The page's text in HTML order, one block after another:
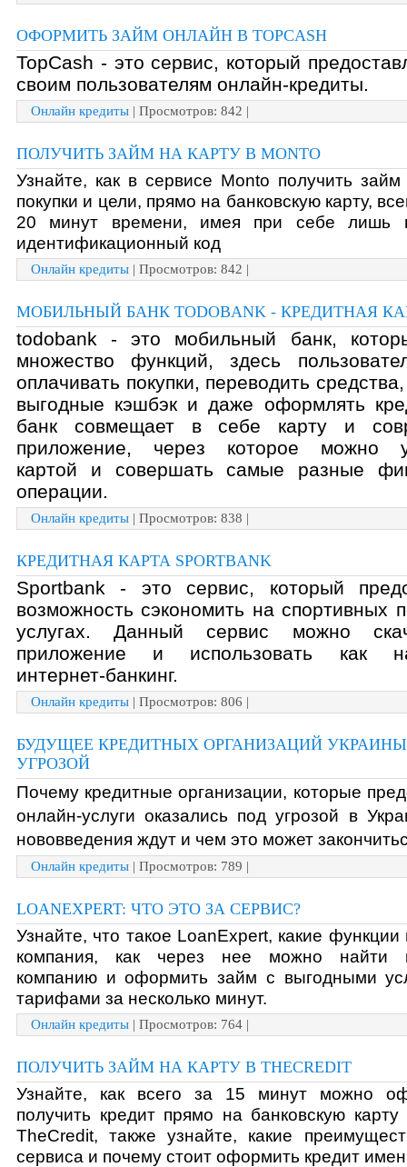
ОФОРМИТЬ ЗАЙМ ОНЛАЙН В TOPCASH
TopCash - это сервис, который
своим пользователям онлайн-кредиты.
Онлайн кредиты | Просмотров: 842 |
ПОЛУЧИТЬ ЗАЙМ НА КАРТУ В MONTO
Узнайте, как в сервисе Monto получить
покупки и цели, прямо на банковскую карту,
20 минут времени, имея при себе лишь
идентификационный код
Онлайн кредиты | Просмотров: 842 |
МОБИЛЬНЫЙ БАНК TODOBANK - КРЕДИТНАЯ
todobank - это мобильный банк,
множество функций, здесь
оплачивать покупки, переводить
выгодные кэшбэк и даже оформлять
банк совмещает в себе карту и
приложение, через которое можно
картой и совершать самые разные
операции.
Онлайн кредиты | Просмотров: 838 |
КРЕДИТНАЯ КАРТА SPORTBANK
Sportbank - это сервис, который
возможность сэкономить на спортивных
услугах. Данный сервис можно
приложение и использовать как
интернет-банкинг.
Онлайн кредиты | Просмотров: 806 |
БУДУЩЕЕ КРЕДИТНЫХ ОРГАНИЗАЦИЙ
УГРОЗОЙ
Почему кредитные организации, которые
онлайн-услуги оказались под угрозой в
нововведения ждут и чем это может
Онлайн кредиты | Просмотров: 789 |
LOANEXPERT: ЧТО ЭТО ЗА СЕРВИС?
Узнайте, что такое LoanExpert, какие функции
компания, как через нее можно найти
компанию и оформить займ с выгодными
тарифами за несколько минут.
Онлайн кредиты | Просмотров: 764 |
ПОЛУЧИТЬ ЗАЙМ НА КАРТУ В THECREDIT
Узнайте, как всего за 15 минут можно
получить кредит прямо на банковскую
TheCredit, также узнайте, какие
сервиса и почему стоит оформить кредит